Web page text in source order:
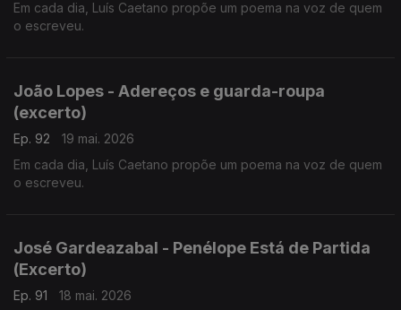
Em cada dia, Luís Caetano propõe um poema na voz de quem
o escreveu.
João Lopes - Adereços e guarda-roupa
(excerto)
Ep. 92
19 mai. 2026
Em cada dia, Luís Caetano propõe um poema na voz de quem
o escreveu.
José Gardeazabal - Penélope Está de Partida
(Excerto)
Ep. 91
18 mai. 2026